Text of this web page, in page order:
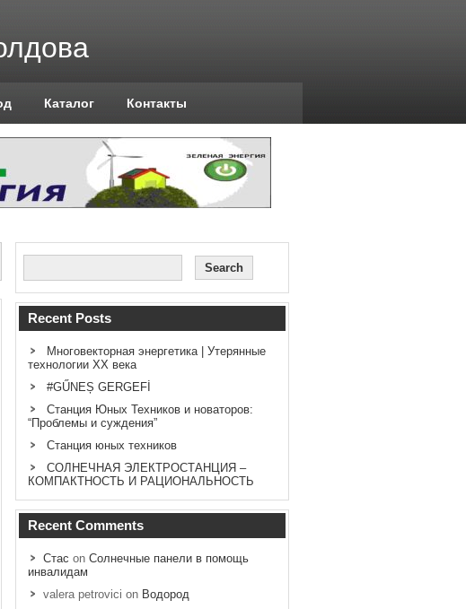
Каталог Контакты
Recent Posts
Многовекторная энергетика | Утерянные
технологии ХХ века
#GŰNEȘ GERGEFİ
Станция Юных Техников и новаторов:
“Проблемы и суждения”
Станция юных техников
СОЛНЕЧНАЯ ЭЛЕКТРОСТАНЦИЯ –
КОМПАКТНОСТЬ И РАЦИОНАЛЬНОСТЬ
Recent Comments
Стас on Солнечные панели в помощь
инвалидам
valera petrovici on Водород